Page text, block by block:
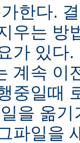
한다.
우는 방
가 있다
계속 이
중일때
을 옮
파일을